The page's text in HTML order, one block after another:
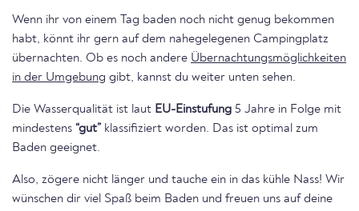
Wenn ihr von einem Tag baden noch nicht genug bekommen
habt, könnt ihr gern auf dem nahegelegenen Campingplatz
übernachten. Ob es noch andere Übernachtungsmöglichkeiten
in der Umgebung gibt, kannst du weiter unten sehen.
Die Wasserqualität ist laut EU-Einstufung 5 Jahre in Folge mit
mindestens “gut” klassifiziert worden. Das ist optimal zum
Baden geeignet.
Also, zögere nicht länger und tauche ein in das kühle Nass! Wir
wünschen dir viel Spaß beim Baden und freuen uns auf deine